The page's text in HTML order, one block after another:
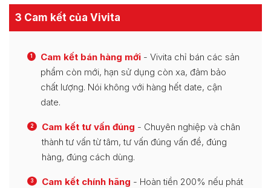
3 Cam kết của Vivita
1 Cam kết bán hàng mới - Vivita chỉ bán các sản
phẩm còn mới, hạn sử dụng còn xa, đảm bảo
chất lượng. Nói không với hàng hết date, cận
date.
2 Cam kết tư vấn đúng - Chuyên nghiệp và chân
thành tư vấn từ tâm, tư vấn đúng vấn đề, đúng
hàng, đúng cách dùng.
3 Cam kết chính hãng - Hoàn tiền 200% nếu phát